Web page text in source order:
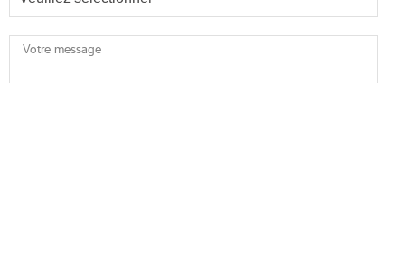
Votre message